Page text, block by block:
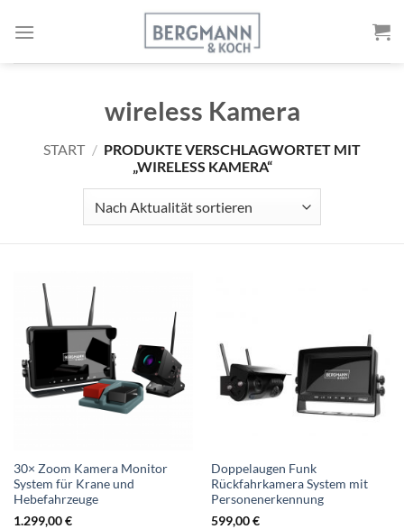
Inhalt
wireless Kamera
START / PRODUKTE VERSCHLAGWORTET MIT
„WIRELESS KAMERA“
30× Zoom Kamera Monitor
System für Krane und
Hebefahrzeuge
1.299,00€
Doppelaugen Funk
Rückfahrkamera System mit
Personenerkennung
599,00€